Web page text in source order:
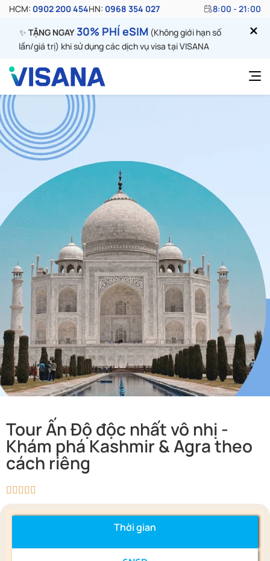
HCM: 0902 200 454HN: 0968 354 027 8:00 - 21:00
✨ TẶNG NGAY30% PHÍ eSIM (Không giới hạn số
lần/giá trị) khi sử dụng các dịch vụ visa tại VISANA
Tour Ấn Độ độc nhất vô nhị -
Khám phá Kashmir & Agra theo
cách riêng
    
Thời gian